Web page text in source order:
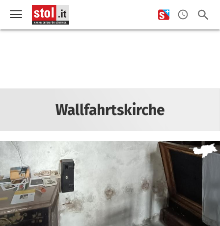
Wallfahrtskirche